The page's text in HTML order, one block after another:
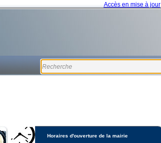
Horaires d'ouverture de la mairie
Accès en mise à jour